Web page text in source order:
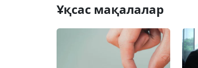
Ұқсас мақалалар